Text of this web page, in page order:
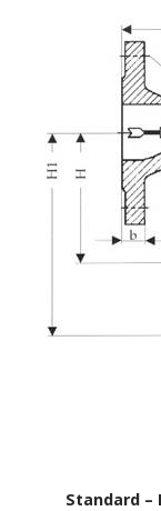
Standard –